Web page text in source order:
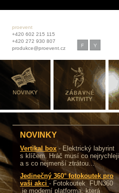
proevent
+420 602 215 115
+420 272 930 807
produkce@proevent.cz
NOVINKY
Vertikal box - Elektrický labyrint
s klíčem. Hráč musí co nejrychleji
a s co nejmenší ztrátou...
Jedinečný 360° fotokoutek pro
vaši akci - Fotokoutek FUN360
je moderní platforma, která